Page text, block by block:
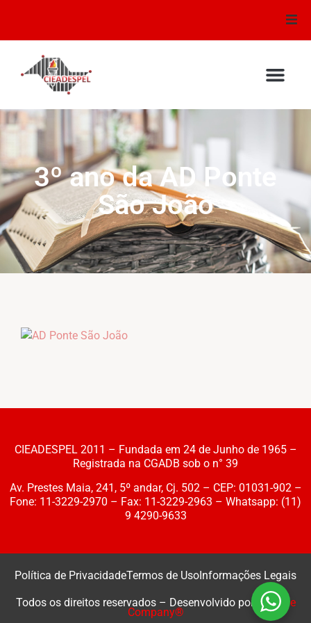
Mural de Recados
Audio e Video
Testemunhos
Sirem
Escola Bíblica
Galeria de Fotos
3º ano da AD Ponte
São João
CIEADESPEL 2011 – Fundada em 24 de Junho de 1965 –
Registrada na CGADB sob o n° 39
Av. Prestes Maia, 241, 5º andar, Cj. 502 – CEP: 01031-902 –
Fone: 11-3229-2970 – Fax: 11-3229-2963 – Whatsapp: (11)
9 4290-9633
Política de PrivacidadeTermos de Uso Informações Legais
Todos os direitos reservados – Desenvolvido por Webzoe
Company®